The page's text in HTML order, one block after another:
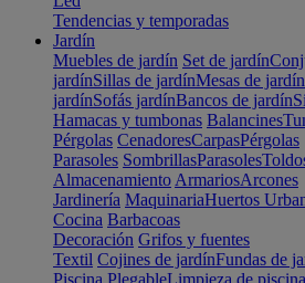
Tendencias y temporadas
Jardín
Muebles de jardín Set de jardín
jardínSillas de jardínMesas de jardín
jardínSofás jardínBancos de jardín
Hamacas y tumbonas Balancines
Pérgolas CenadoresCarpasPérgolas
Parasoles SombrillasParasoles
Almacenamiento ArmariosArcones
Jardinería MaquinariaHuertos
Cocina Barbacoas
Decoración Grifos y fuentes
Textil Cojines de jardínFundas de
Piscina PlegableLimpieza de